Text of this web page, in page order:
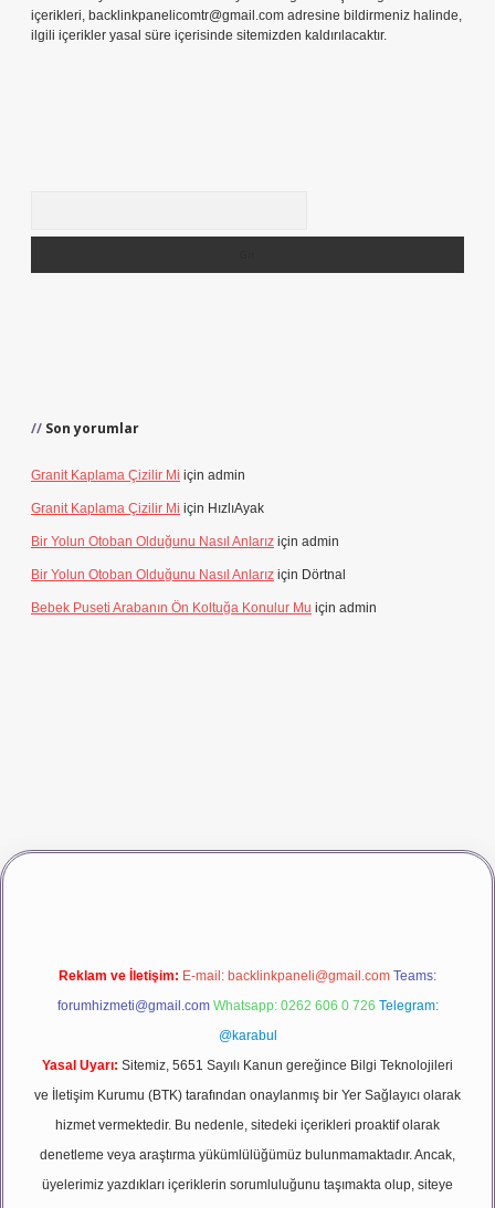
içerikleri, backlinkpanelicomtr@gmail.com adresine bildirmeniz halinde,
ilgili içerikler yasal süre içerisinde sitemizden kaldırılacaktır.
Son yorumlar
Granit Kaplama Çizilir Mi için admin
Granit Kaplama Çizilir Mi için HızlıAyak
Bir Yolun Otoban Olduğunu Nasıl Anlarız için admin
Bir Yolun Otoban Olduğunu Nasıl Anlarız için Dörtnal
Bebek Puseti Arabanın Ön Koltuğa Konulur Mu için admin
girişbetexper
Reklam ve İletişim: E-mail: backlinkpaneli@gmail.com Teams:
forumhizmeti@gmail.com Whatsapp: 0262 606 0 726 Telegram:
@karabul
Yasal Uyarı: Sitemiz, 5651 Sayılı Kanun gereğince Bilgi Teknolojileri
ve İletişim Kurumu (BTK) tarafından onaylanmış bir Yer Sağlayıcı olarak
hizmet vermektedir. Bu nedenle, sitedeki içerikleri proaktif olarak
denetleme veya araştırma yükümlülüğümüz bulunmamaktadır. Ancak,
üyelerimiz yazdıkları içeriklerin sorumluluğunu taşımakta olup, siteye